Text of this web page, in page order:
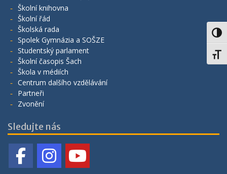
Školní knihovna
Školní řád
Školská rada
Spolek Gymnázia a SOŠZE
Studentský parlament
Školní časopis Šach
Škola v médiích
Centrum dalšího vzdělávání
Partneři
Zvonění
Sledujte nás